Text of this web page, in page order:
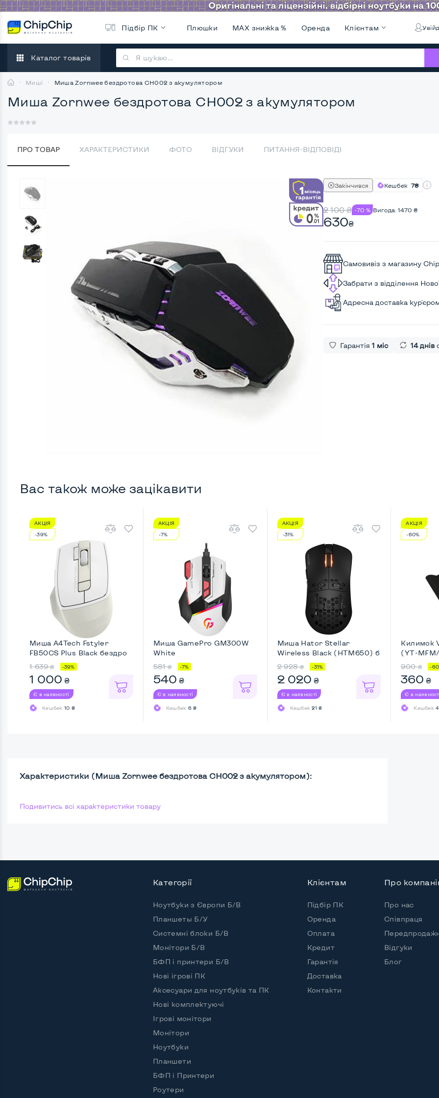
Підбір ПК Плюшки MAX знижка % Оренда Клієнтам
Каталог товарів
Миші Миша Zornwee бездротова CH002 з акумулятором
Миша Zornwee бездротова CH002 з акумулятором
ПРО ТОВАР ХАРАКТЕРИСТИКИ ФОТО ВІДГУКИ ПИТАННЯ-ВІДПОВІДІ
Закінчився Кешбек 7₴
2 100₴ -70 % Вигода: 1470 ₴
630₴
Самовивіз з магазину
Забрати з відділення
Адресна доставка
Гарантія 1 міс 14 днів
Вас також може зацікавити
АКЦІЯ
-39%
Миша A4Tech Fstyler
FB50CS Plus Black бездро
...
1 639 ₴ -39%
1 000 ₴
Є в наявності
Кешбек 10 ₴
АКЦІЯ
-7%
Миша GamePro GM300W
White
581 ₴ -7%
540 ₴
Є в наявності
Кешбек 6 ₴
АКЦІЯ
-31%
Миша Hator Stellar
Wireless Black (HTM650) б
...
2 928 ₴ -31%
2 020 ₴
Є в наявності
Кешбек21 ₴
АКЦІЯ
-60%
Килимок
(YT-
900 ₴ -
360 ₴
Є в
Кешбек
Характеристики (Миша Zornwee бездротова CH002 з акумулятором):
Подивитись всі характеристики товару
Категорії
Ноутбуки з Європи Б/В
Планшеты Б/У
Системні блоки Б/В
Монітори Б/В
БФП і принтери Б/В
Нові ігрові ПК
Аксесуари для ноутбуків та ПК
Нові комплектуючі
Ігрові монітори
Монітори
Ноутбуки
Планшети
БФП і Принтери
Роутери
Клієнтам
Підбір ПК
Оренда
Оплата
Кредит
Гарантія
Доставка
Контакти
Про
Про нас
Співпраця
Відгуки
Блог